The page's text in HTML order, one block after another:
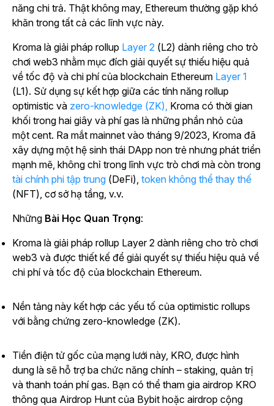
năng chi trả. Thật không may, Ethereum thường gặp khó
khăn trong tất cả các lĩnh vực này.
Kroma là giải pháp rollup Layer 2 (L2) dành riêng cho trò
chơi web3 nhằm mục đích giải quyết sự thiếu hiệu quả
về tốc độ và chi phí của blockchain Ethereum Layer 1
(L1). Sử dụng sự kết hợp giữa các tính năng rollup
optimistic và zero-knowledge (ZK), Kroma có thời gian
khối trong hai giây và phí gas là những phần nhỏ của
một cent. Ra mắt mainnet vào tháng 9/2023, Kroma đã
xây dựng một hệ sinh thái DApp non trẻ nhưng phát triển
mạnh mẽ, không chỉ trong lĩnh vực trò chơi mà còn trong
tài chính phi tập trung (DeFi), token không thể thay thế
(NFT), cơ sở hạ tầng, v.v.
Những Bài Học Quan Trọng:
Kroma là giải pháp rollup Layer 2 dành riêng cho trò chơi
web3 và được thiết kế để giải quyết sự thiếu hiệu quả về
chi phí và tốc độ của blockchain Ethereum.
Nền tảng này kết hợp các yếu tố của optimistic rollups
với bằng chứng zero-knowledge (ZK).
Tiền điện tử gốc của mạng lưới này, KRO, được hình
dung là sẽ hỗ trợ ba chức năng chính – staking, quản trị
và thanh toán phí gas. Bạn có thể tham gia airdrop KRO
thông qua Airdrop Hunt của Bybit hoặc airdrop cộng